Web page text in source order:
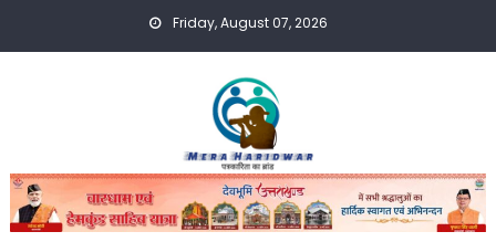
Friday, August 07, 2026